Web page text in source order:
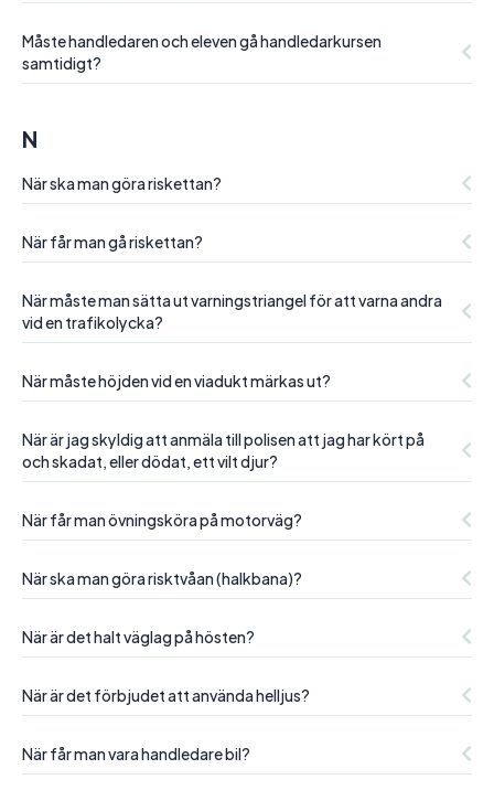
Måste handledaren och eleven gå handledarkursen
samtidigt?
N
När ska man göra riskettan?
När får man gå riskettan?
När måste man sätta ut varningstriangel för att varna andra
vid en trafikolycka?
När måste höjden vid en viadukt märkas ut?
När är jag skyldig att anmäla till polisen att jag har kört på
och skadat, eller dödat, ett vilt djur?
När får man övningsköra på motorväg?
När ska man göra risktvåan (halkbana)?
När är det halt väglag på hösten?
När är det förbjudet att använda helljus?
När får man vara handledare bil?